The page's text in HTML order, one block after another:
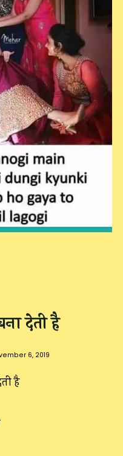
देती है
6, 2019
है